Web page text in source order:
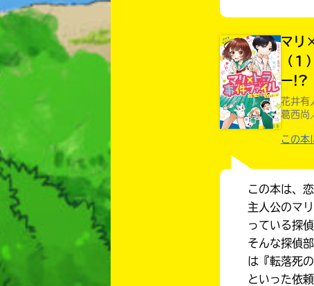
マリ
（１
ー!?
花井有
葛西尚
この本
この本は、
主人公のマ
っている探
そんな探偵
は『転落死
といった依